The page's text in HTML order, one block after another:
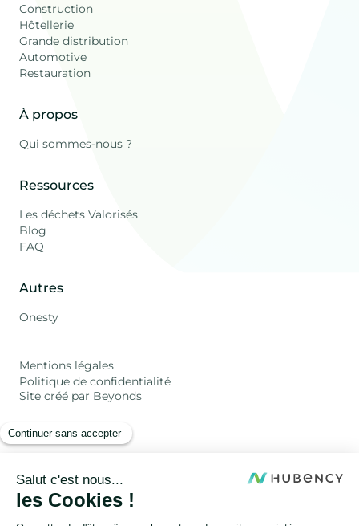
Construction
Hôtellerie
Grande distribution
Automotive
Restauration
À propos
Qui sommes-nous ?
Ressources
Les déchets Valorisés
Blog
FAQ
Autres
Onesty
Mentions légales
Politique de confidentialité
Site créé par Beyonds